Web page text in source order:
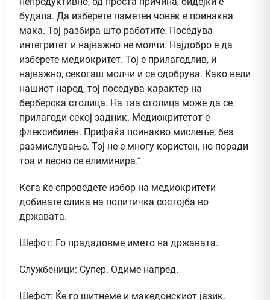
будала. Да изберете паметен човек е поинаква
мака. Тој разбира што работите. Поседува
интегритет и најважно не молчи. Најдобро е да
изберете медиокритет. Тој е прилагодлив, и
најважно, секогаш молчи и се одобрува. Како вели
нашиот народ, тој поседува карактер на
берберска столица. На таа столица може да се
прилагоди секој задник. Медиокритетот е
флексибилен. Прифаќа поинакво мислење, без
размислување. Тој не е многу користен, но поради
тоа и лесно се елиминира.“
Кога ќе спроведете избор на медиокритети
добивате слика на политичка состојба во
државата.
Шефот: Го прададовме името на државата.
Службеници: Супер. Одиме напред.
Шефот: Ќе го шитнеме и македонскиот јазик.